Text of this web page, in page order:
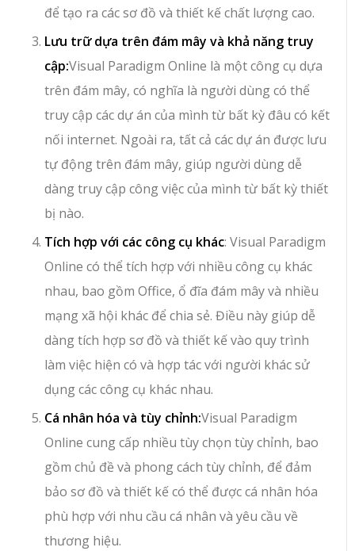
để tạo ra các sơ đồ và thiết kế chất lượng cao.
Lưu trữ dựa trên đám mây và khả năng truy
cập:Visual Paradigm Online là một công cụ dựa
trên đám mây, có nghĩa là người dùng có thể
truy cập các dự án của mình từ bất kỳ đâu có kết
nối internet. Ngoài ra, tất cả các dự án được lưu
tự động trên đám mây, giúp người dùng dễ
dàng truy cập công việc của mình từ bất kỳ thiết
bị nào.
Tích hợp với các công cụ khác: Visual Paradigm
Online có thể tích hợp với nhiều công cụ khác
nhau, bao gồm Office, ổ đĩa đám mây và nhiều
mạng xã hội khác để chia sẻ. Điều này giúp dễ
dàng tích hợp sơ đồ và thiết kế vào quy trình
làm việc hiện có và hợp tác với người khác sử
dụng các công cụ khác nhau.
Cá nhân hóa và tùy chỉnh:Visual Paradigm
Online cung cấp nhiều tùy chọn tùy chỉnh, bao
gồm chủ đề và phong cách tùy chỉnh, để đảm
bảo sơ đồ và thiết kế có thể được cá nhân hóa
phù hợp với nhu cầu cá nhân và yêu cầu về
thương hiệu.